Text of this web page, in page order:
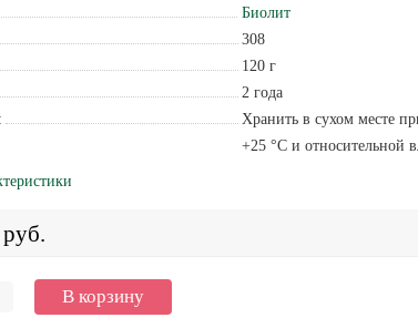
Биолит
308
120 г
2 года
Хранить в сухом месте
+25 °С и относительной
В корзину